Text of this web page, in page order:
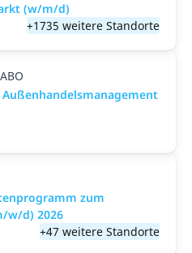
(w/m/d)
+1735 weitere Standorte
zum
w/d) 2026
+47 weitere Standorte